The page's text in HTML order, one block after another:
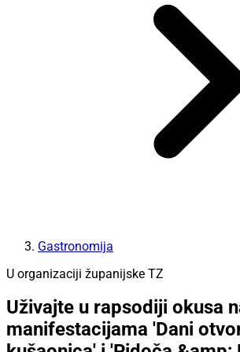
Gastronomija
U organizaciji županijske TZ
Uživajte u rapsodiji okusa
manifestacijama 'Dani